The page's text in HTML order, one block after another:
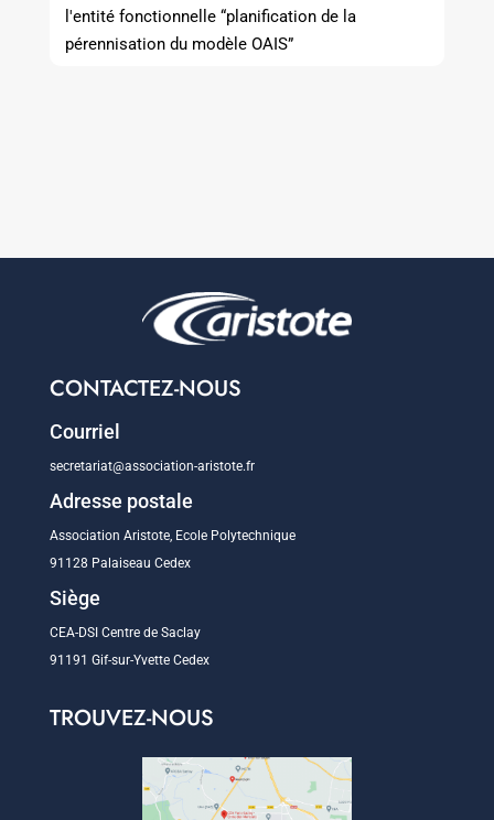
l'entité fonctionnelle “planification de la
pérennisation du modèle OAIS”
CONTACTEZ-NOUS
Courriel
secretariat@association-aristote.fr
Adresse postale
Association Aristote, Ecole Polytechnique
91128 Palaiseau Cedex
Siège
CEA-DSI Centre de Saclay
91191 Gif-sur-Yvette Cedex
TROUVEZ-NOUS